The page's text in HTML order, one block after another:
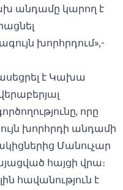
անդամը կարող է
խորհրդում»,-
է Կախա
որը
խորհրդի անդամի
Մանուչար
հայցի վրա։
հավանություն է